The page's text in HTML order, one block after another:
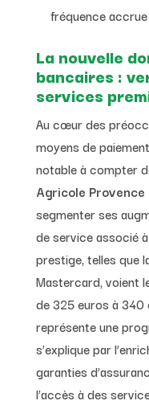
fréquence
La nouvelle
bancaires :
services
Au cœur des
moyens de
notable à compter
Agricole Provence
segmenter ses
de service associé
prestige, telles que
Mastercard, voient
de 325 euros à 340
représente une
s’explique par
garanties
l’accès à des